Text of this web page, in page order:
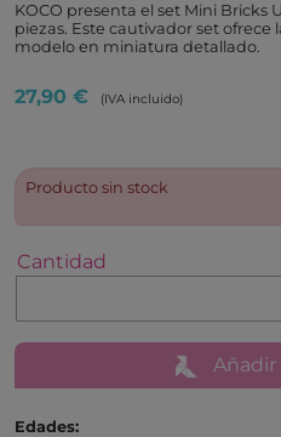
KOCO presenta el set Mini Bricks
piezas. Este cautivador set
modelo en miniatura detallado.
27,90 € (IVA incluido)
Producto sin stock
Cantidad
Añadir
Edades: